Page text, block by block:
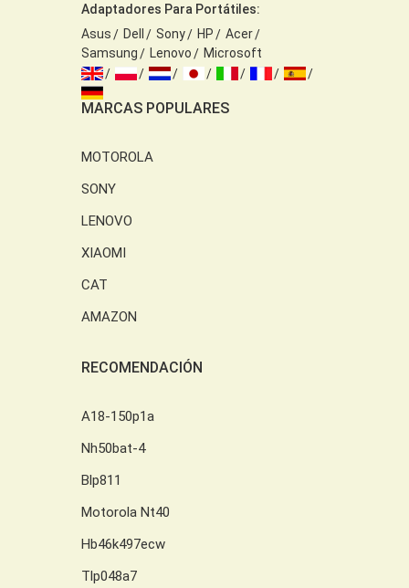
Adaptadores Para Portátiles:
Asus
Dell Sony HP
Acer
Samsung
Lenovo Microsoft
MARCAS POPULARES
MOTOROLA
SONY
LENOVO
XIAOMI
CAT
AMAZON
RECOMENDACIÓN
A18-150p1a
Nh50bat-4
Blp811
Motorola Nt40
Hb46k497ecw
Tlp048a7